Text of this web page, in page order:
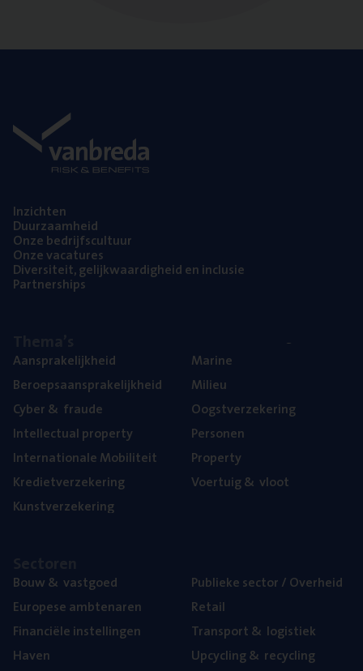
Inzich­ten
Duur­zaam­heid
Onze bedrijfs­cul­tuur
Onze vaca­tu­res
Diver­si­teit, gelijk­waar­dig­heid en inclusie
Part­ner­ships
Aan­spra­ke­lijk­heid
Beroeps­aan­spra­ke­lijk­heid
Cyber& fraude
Intel­lec­tu­al property
Inter­na­ti­o­na­le Mobiliteit
Kre­diet­ver­ze­ke­ring
Kunst­ver­ze­ke­ring
Mari­ne
Mili­eu
Oogst­ver­ze­ke­ring
Per­so­nen
Pro­per­ty
Voer­tuig& vloot
Bouw& vastgoed
Euro­pe­se ambtenaren
Finan­ci­ë­le instellingen
Haven
Publie­ke sec­tor / Overheid
Retail
Trans­port& logistiek
Upcy­cling& recycling